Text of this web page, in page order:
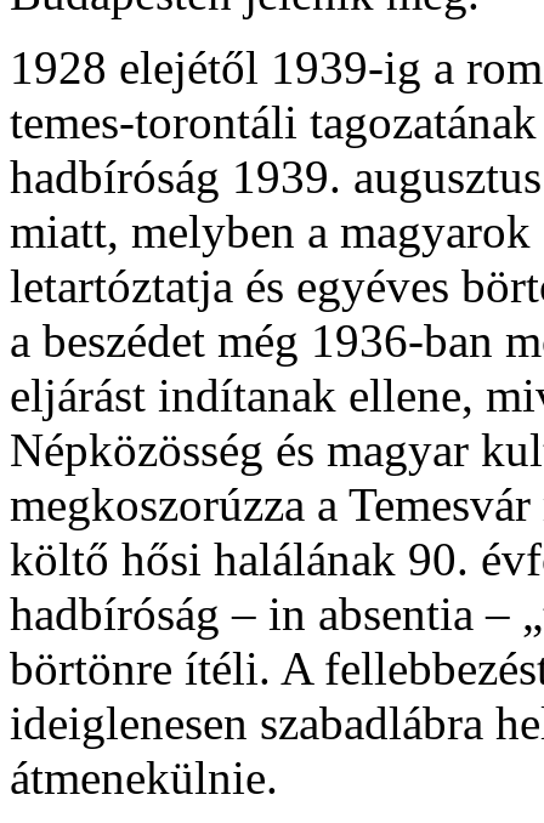
1928 elejétől 1939-ig a
temes-torontáli
hadbíróság 1939.
miatt, melyben a
letartóztatja és egyéves
a beszédet még 1936-ban
eljárást indítanak ellene,
Népközösség és magyar
megkoszorúzza a
költő hősi halálának 90.
hadbíróság – in absentia –
börtönre ítéli. A
ideiglenesen szabadlábra
átmenekülnie.